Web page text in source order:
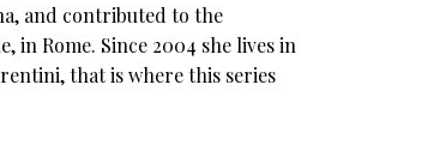
and contributed to the
in Rome. Since 2004 she lives in
that is where this series